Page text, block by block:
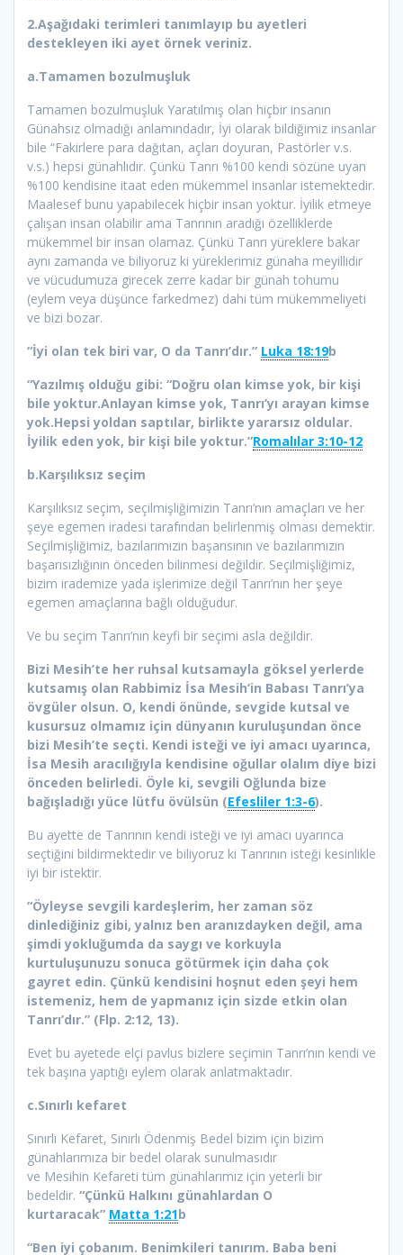
2.Aşağıdaki terimleri tanımlayıp bu ayetleri
destekleyen iki ayet örnek veriniz.
a.Tamamen bozulmuşluk
Tamamen bozulmuşluk Yaratılmış olan hiçbir insanın
Günahsız olmadığı anlamındadır, İyi olarak bildiğimiz insanlar
bile “Fakirlere para dağıtan, açları doyuran, Pastörler v.s.
v.s.) hepsi günahlıdır. Çünkü Tanrı %100 kendi sözüne uyan
%100 kendisine itaat eden mükemmel insanlar istemektedir.
Maalesef bunu yapabilecek hiçbir insan yoktur. İyilik etmeye
çalışan insan olabilir ama Tanrının aradığı özelliklerde
mükemmel bir insan olamaz. Çünkü Tanrı yüreklere bakar
aynı zamanda ve biliyoruz ki yüreklerimiz günaha meyillidir
ve vücudumuza girecek zerre kadar bir günah tohumu
(eylem veya düşünce farkedmez) dahi tüm mükemmeliyeti
ve bizi bozar.
“İyi olan tek biri var, O da Tanrı’dır.” Luka 18:19b
“Yazılmış olduğu gibi: “Doğru olan kimse yok, bir kişi
bile yoktur.Anlayan kimse yok, Tanrı’yı arayan kimse
yok.Hepsi yoldan saptılar, birlikte yararsız oldular.
İyilik eden yok, bir kişi bile yoktur.”Romalılar 3:10-12
b.Karşılıksız seçim
Karşılıksız seçim, seçilmişliğimizin Tanrı’nın amaçları ve her
şeye egemen iradesi tarafından belirlenmiş olması demektir.
Seçilmişliğimiz, bazılarımızın başarısının ve bazılarımızın
başarısızlığının önceden bilinmesi değildir. Seçilmişliğimiz,
bizim irademize yada işlerimize değil Tanrı’nın her şeye
egemen amaçlarına bağlı olduğudur.
Ve bu seçim Tanrı’nın keyfi bir seçimi asla değildir.
Bizi Mesih’te her ruhsal kutsamayla göksel yerlerde
kutsamış olan Rabbimiz İsa Mesih’in Babası Tanrı’ya
övgüler olsun. O, kendi önünde, sevgide kutsal ve
kusursuz olmamız için dünyanın kuruluşundan önce
bizi Mesih’te seçti. Kendi isteği ve iyi amacı uyarınca,
İsa Mesih aracılığıyla kendisine oğullar olalım diye bizi
önceden belirledi. Öyle ki, sevgili Oğlunda bize
bağışladığı yüce lütfu övülsün (Efesliler 1:3-6).
Bu ayette de Tanrının kendi isteği ve iyi amacı uyarınca
seçtiğini bildirmektedir ve biliyoruz ki Tanrının isteği kesinlikle
iyi bir istektir.
“Öyleyse sevgili kardeşlerim, her zaman söz
dinlediğiniz gibi, yalnız ben aranızdayken değil, ama
şimdi yokluğumda da saygı ve korkuyla
kurtuluşunuzu sonuca götürmek için daha çok
gayret edin. Çünkü kendisini hoşnut eden şeyi hem
istemeniz, hem de yapmanız için sizde etkin olan
Tanrı’dır.” (Flp. 2:12, 13).
Evet bu ayetede elçi pavlus bizlere seçimin Tanrı’nın kendi ve
tek başına yaptığı eylem olarak anlatmaktadır.
c.Sınırlı kefaret
Sınırlı Kefaret, Sınırlı Ödenmiş Bedel bizim için bizim
günahlarımıza bir bedel olarak sunulmasıdır
ve Mesihin Kefareti tüm günahlarımız için yeterli bir
bedeldir. “Çünkü Halkını günahlardan O
kurtaracak” Matta 1:21b
“Ben iyi çobanım. Benimkileri tanırım. Baba beni